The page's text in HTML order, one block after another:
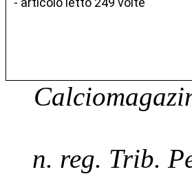
n. reg. Trib.